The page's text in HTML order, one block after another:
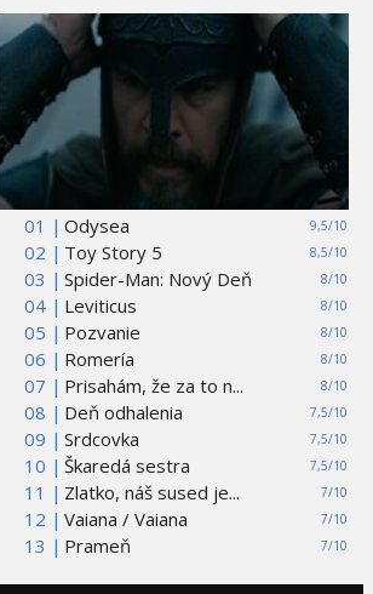
01 | 9,5/10
Odysea
02 |
8,5/10
Toy Story 5
03 |
8/10
Spider-Man: Nový Deň
04 |
8/10
Leviticus
05 |
8/10
Pozvanie
06 |
8/10
Romería
07 |
8/10
Prisahám, že za to n...
08 |
7,5/10
Deň odhalenia
09 |
7,5/10
Srdcovka
10 |
7,5/10
Škaredá sestra
11 |
7/10
Zlatko, náš sused je...
12 |
7/10
Vaiana / Vaiana
13 |
7/10
Prameň